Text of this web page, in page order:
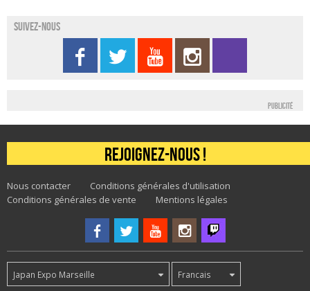
Suivez-nous
Publicité
Rejoignez-nous !
Nous contacter
Conditions générales d'utilisation
Conditions générales de vente
Mentions légales
Japan Expo Marseille Francais